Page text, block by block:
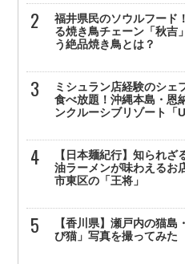
福井県民のソウルフード
る焼き鳥チェーン「秋吉
う絶品焼き鳥とは？
ミシュラン店経験のシェ
食べ放題！沖縄本島・恩
ンクルーシブリゾート「
【日本麺紀行】知られざ
油ラーメンが味わえるお
市東区の「王将」
【香川県】瀬戸内の猫島
び猫」写真を撮ってみた